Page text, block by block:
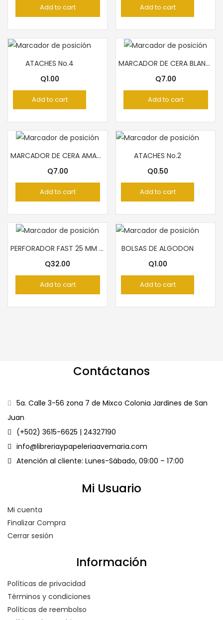
Add to cart Add to cart
ATACHES No.4
Q1.00
Add to cart
MARCADOR DE CERA BLANCO PELICAN
Q7.00
Add to cart
MARCADOR DE CERA AMARILLO PELICAN
Q7.00
Add to cart
ATACHES No.2
Q0.50
Add to cart
PERFORADOR FAST 25 MM MARIPOSA
Q32.00
Add to cart
BOLSAS DE ALGODON
Q1.00
Add to cart
Contáctanos
5a. Calle 3-56 zona 7 de Mixco Colonia Jardines de San
Juan
(+502) 3615-6625 | 24327190
info@libreriaypapeleriaavemaria.com
Atención al cliente: Lunes-Sábado, 09:00 – 17:00
Mi Usuario
Mi cuenta
Finalizar Compra
Cerrar sesión
Información
Políticas de privacidad
Términos y condiciones
Políticas de reembolso